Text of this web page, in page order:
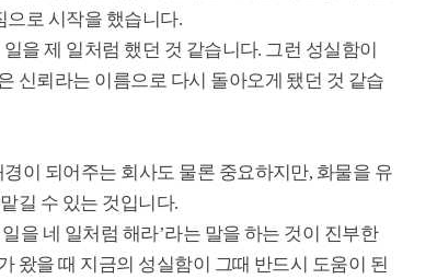
으로 시작을 했습니다.
을 제 일처럼 했던 것 같습니다. 그런 성실함이
신뢰라는 이름으로 다시 돌아오게 됐던 것 같습
이 되어주는 회사도 물론 중요하지만, 화물을 유
길 수 있는 것입니다.
을 네 일처럼 해라’라는 말을 하는 것이 진부한
왔을 때 지금의 성실함이 그때 반드시 도움이 된